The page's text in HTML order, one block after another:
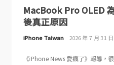
MacBook Pro OLED
後真正原因
iPhone Taiwan 2026 年 7 月 31 日
《iPhone News 愛瘋了》報導，